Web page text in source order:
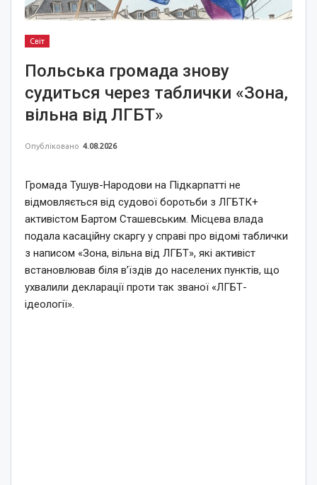
Світ
Польська громада знову
судиться через таблички «Зона,
вільна від ЛГБТ»
Опубліковано 4.08.2026
Громада Тушув-Народови на Підкарпатті не
відмовляється від судової боротьби з ЛГБТК+
активістом Бартом Сташевським. Місцева влада
подала касаційну скаргу у справі про відомі таблички
з написом «Зона, вільна від ЛГБТ», які активіст
встановлював біля в’їздів до населених пунктів, що
ухвалили декларації проти так званої «ЛГБТ-
ідеології».